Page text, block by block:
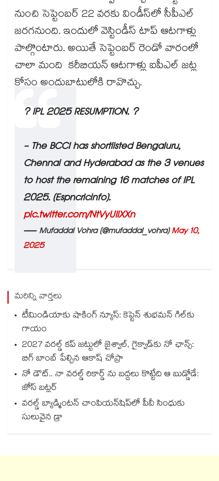
నుంచి సెప్టెంబర్ 22 వరకు విండీస్‌‌‌‌‌‌‌‌‌‌‌‌‌‌‌‌‌‌‌‌‌‌‌‌‌‌‌‌‌‌‌‌లో సీపీఎల్‌‌‌‌‌‌‌‌‌‌‌‌‌‌‌‌‌‌‌‌‌‌‌‌‌‌‌‌‌‌‌‌
జరగనుంది. ఇందులో వెస్టిండీస్ టాప్‌‌‌‌‌‌‌‌‌‌‌‌‌‌‌‌‌‌‌‌‌‌‌‌‌‌‌‌‌‌‌‌ ఆటగాళ్లు
పాల్గొంటారు. అయితే సెప్టెంబర్ రెండో వారంలో
చాలా మంది కరీబియన్ ఆటగాళ్లు ఐపీఎల్‌‌‌‌‌‌‌‌‌‌‌‌‌‌‌‌‌‌‌‌‌‌‌‌‌‌‌‌‌‌‌‌ జట్ల
కోసం అందుబాటులోకి రావొచ్చు.
? IPL 2025 RESUMPTION. ?
- The BCCI has shortlisted Bengaluru,
Chennai and Hyderabad as the 3 venues
to host the remaining 16 matches of IPL
2025. (Espncricinfo).
pic.twitter.com/NtVyUIlXXn
— Mufaddal Vohra (@mufaddal_vohra)May 10,
2025
మరిన్ని వార్తలు
టీమిండియాకు షాకింగ్ న్యూస్: కెప్టెన్ శుభమన్ గిల్‎కు
గాయం
2027 వరల్డ్ కప్‎ జట్టులో జైశ్వాల్, గైక్వాడ్‎కు నో ఛాన్స్:
బిగ్ బాంబ్ పేల్చిన ఆకాష్ చోప్రా
నో డౌట్.. నా వరల్డ్ రికార్డ్ ను బద్దలు కొట్టేది ఆ బుడ్డోడే:
జోస్ బట్లర్
వరల్డ్ బ్యాడ్మింటన్ చాంపియన్‌షిప్‌లో పీవీ సింధుకు
సులువైన డ్రా